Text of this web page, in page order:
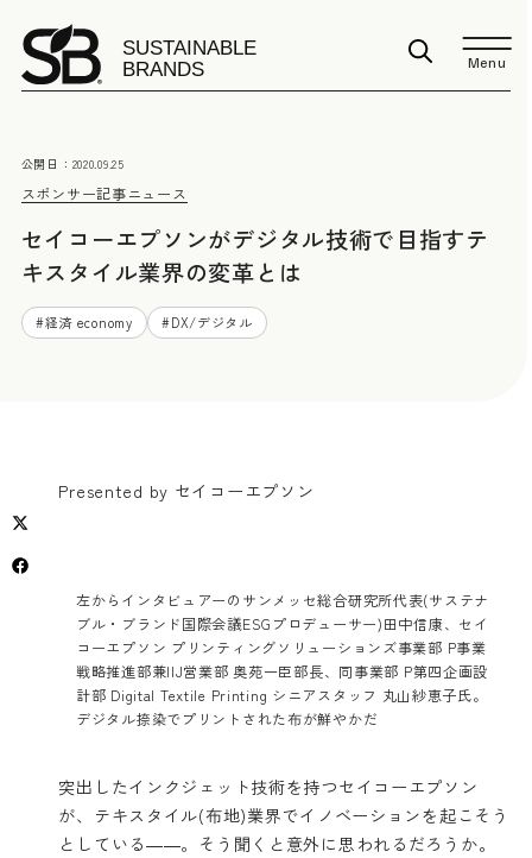
Menu
スポンサー記事ニュース
公開日： 2020.09.25
セイコーエプソンがデジタル技術で目指すテ
キスタイル業界の変革とは
#経済 economy #DX/デジタル
Presented by セイコーエプソン
左からインタビュアーのサンメッセ総合研究所代表(サステナ
ブル・ブランド国際会議ESGプロデューサー)田中信康、セイ
コーエプソン プリンティングソリューションズ事業部 P事業
戦略推進部兼IIJ営業部 奥苑一臣部長、同事業部 P第四企画設
計部 Digital Textile Printing シニアスタッフ 丸山紗恵子氏。
デジタル捺染でプリントされた布が鮮やかだ
突出したインクジェット技術を持つセイコーエプソン
が、テキスタイル(布地)業界でイノベーションを起こそう
としている――。そう聞くと意外に思われるだろうか。